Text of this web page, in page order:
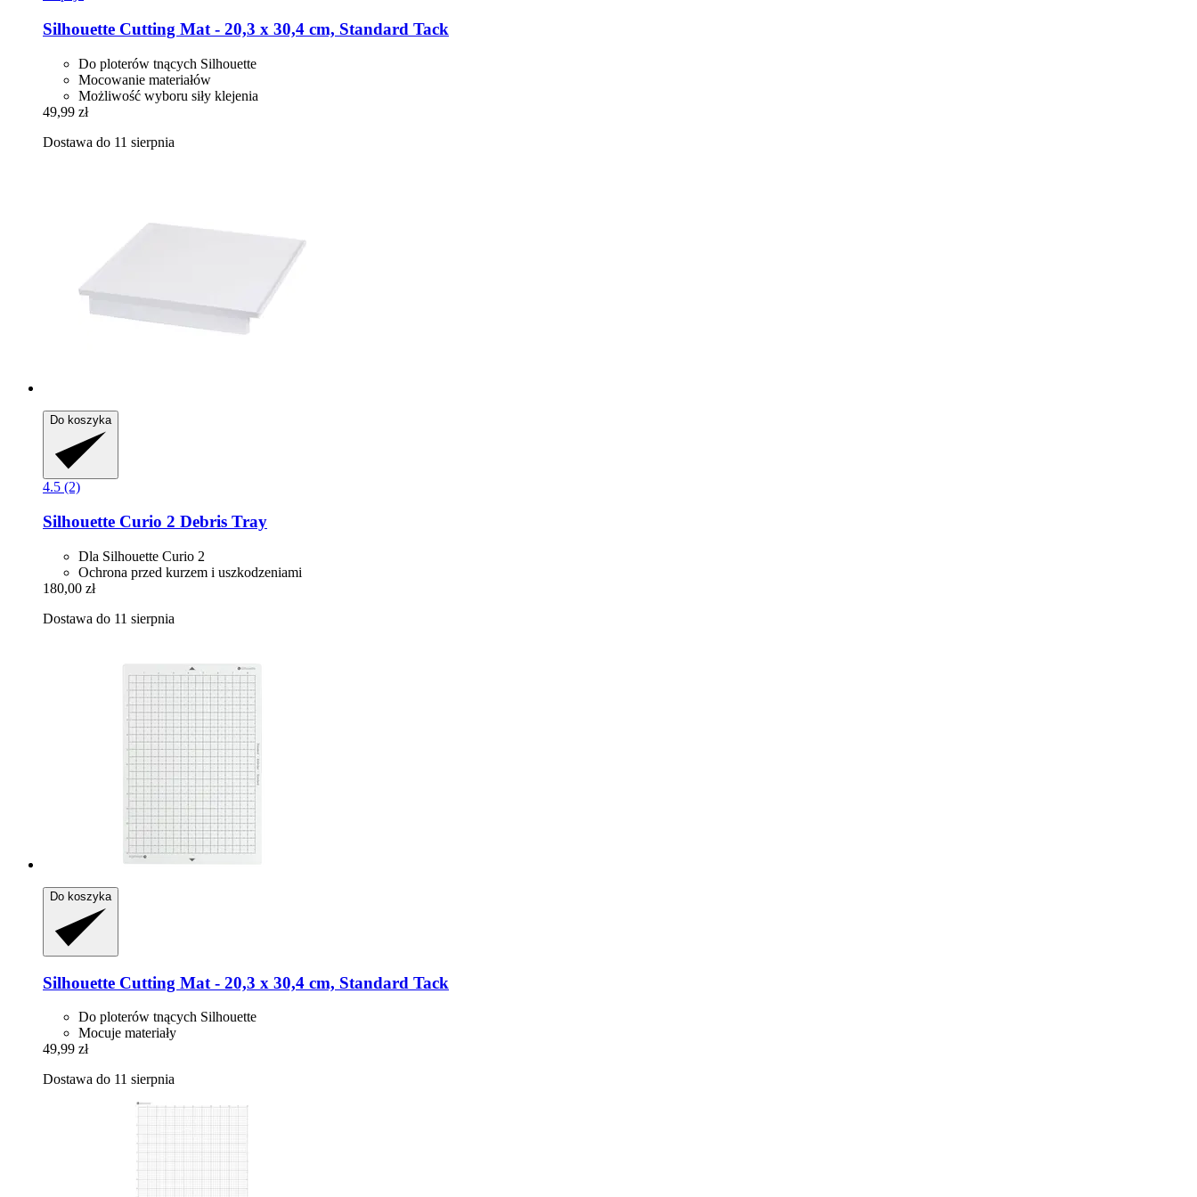
Silhouette Cutting Mat -​ 20,3 x 30,4 cm, Standard Tack
Do ploterów tnących Silhouette
Mocowanie materiałów
Możliwość wyboru siły klejenia
49,99 zł
Dostawa do 11 sierpnia
Do koszyka
4.5 (2)
Silhouette Curio 2 Debris Tray
Dla Silhouette Curio 2
Ochrona przed kurzem i uszkodzeniami
180,00 zł
Dostawa do 11 sierpnia
Do koszyka
Silhouette Cutting Mat -​ 20,3 x 30,4 cm, Standard Tack
Do ploterów tnących Silhouette
Mocuje materiały
49,99 zł
Dostawa do 11 sierpnia